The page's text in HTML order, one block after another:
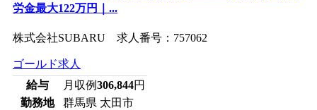
労金最大122万円｜...
株式会社SUBARU 求人番号：757062
ゴールド求人
給与
月収例306,844円
勤務地
群馬県 太田市